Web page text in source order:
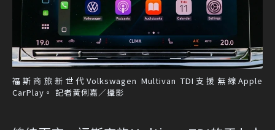
福斯商旅新世代Volkswagen Multivan TDI支援無線Apple
CarPlay。 記者黃俐嘉／攝影